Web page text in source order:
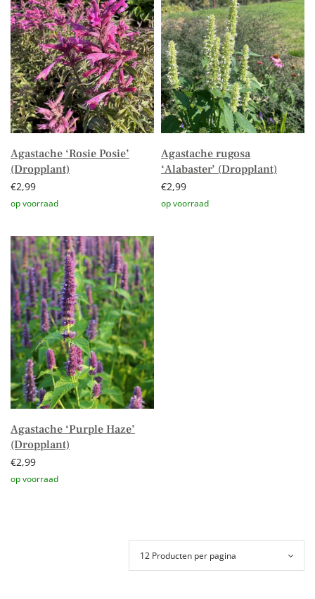
Agastache ‘Rosie Posie’
(Dropplant)
€2,99
Agastache rugosa
‘Alabaster’ (Dropplant)
€2,99
Agastache ‘Purple Haze’
(Dropplant)
€2,99